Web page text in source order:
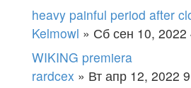
heavy painful period after
Kelmowl » Сб сен 10,
WIKING premiera
rardcex » Вт апр 12, 2022